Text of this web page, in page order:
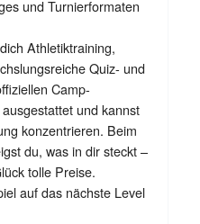
und Turnierformaten
Athletiktraining,
Quiz- und
Camp-
und kannst
konzentrieren. Beim
du, was in dir steckt –
tolle Preise.
auf das nächste Level